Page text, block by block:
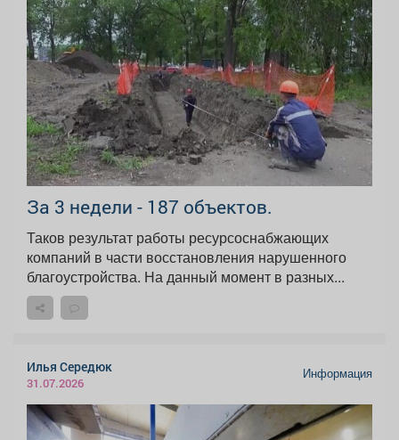
За 3 недели - 187 объектов.
Таков результат работы ресурсоснабжающих
компаний в части восстановления нарушенного
благоустройства. На данный момент в разных...
Илья Середюк
31.07.2026
Информация